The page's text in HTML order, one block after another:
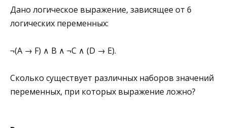
Дано логическое выражение, зависящее от 6
логических переменных:
¬(A → F) ∧ B ∧ ¬C ∧ (D → E).
Сколько существует различных наборов значений
переменных, при которых выражение ложно?